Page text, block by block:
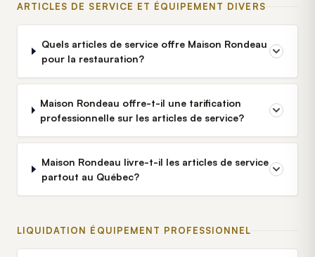
ARTICLES DE SERVICE ET ÉQUIPEMENT DIVERS
Quels articles de service offre Maison Rondeau
pour la restauration?
Maison Rondeau offre-t-il une tarification
professionnelle sur les articles de service?
Maison Rondeau livre-t-il les articles de service
partout au Québec?
LIQUIDATION ÉQUIPEMENT PROFESSIONNEL